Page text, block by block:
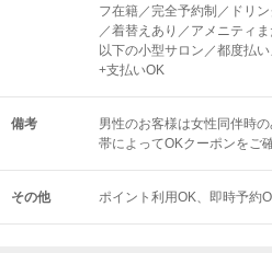
フ在籍／完全予約制／ドリ
／着替えあり／アメニティ
以下の小型サロン／都度払
+支払いOK
備考
男性のお客様は女性同伴時
帯によってOKクーポンをご
その他 ポイント利用OK 即時予約